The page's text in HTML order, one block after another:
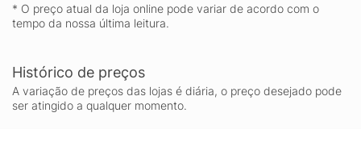
* O preço atual da loja online pode variar de acordo com o
tempo da nossa última leitura.
Histórico de preços
A variação de preços das lojas é diária, o preço desejado pode
ser atingido a qualquer momento.